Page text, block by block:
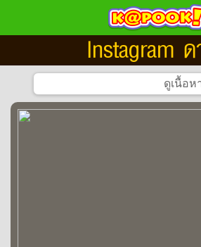
Instagram